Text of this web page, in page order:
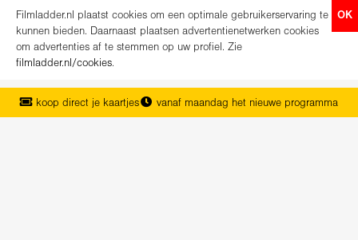
OK
Filmladder.nl plaatst cookies om een optimale gebruikerservaring te
kunnen bieden. Daarnaast plaatsen advertentienetwerken cookies
om advertenties af te stemmen op uw profiel. Zie
filmladder.nl/cookies.
koop direct je kaartjes
vanaf maandag het nieuwe programma
het complete overzicht van Nederland